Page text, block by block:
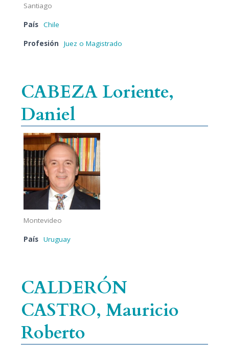
Santiago
País Chile
Profesión Juez o Magistrado
CABEZA Loriente,
Daniel
Montevideo
País Uruguay
CALDERÓN
CASTRO, Mauricio
Roberto